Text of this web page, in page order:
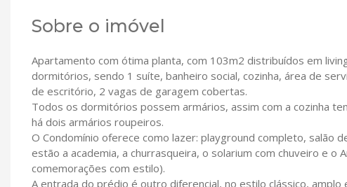
Sobre o imóvel
Apartamento com ótima planta, com 103m2 distribuídos em
dormitórios, sendo 1 suíte, banheiro social, cozinha, área de
de escritório, 2 vagas de garagem cobertas.
Todos os dormitórios possem armários, assim com a cozinha
há dois armários roupeiros.
O Condomínio oferece como lazer: playground completo,
estão a academia, a churrasqueira, o solarium com chuveiro e
comemorações com estilo).
A entrada do prédio é outro diferencial, no estilo clássico,